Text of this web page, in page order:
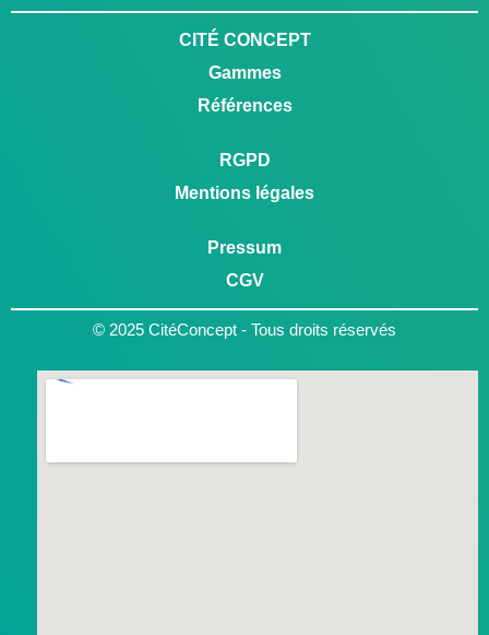
CITÉ CONCEPT
Gammes
Références
RGPD
Mentions légales
Pressum
CGV
© 2025 CitéConcept - Tous droits réservés